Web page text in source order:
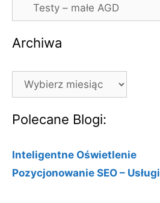
Archiwa
Archiwa
Polecane Blogi:
Inteligentne Oświetlenie
Pozycjonowanie SEO – Usługi